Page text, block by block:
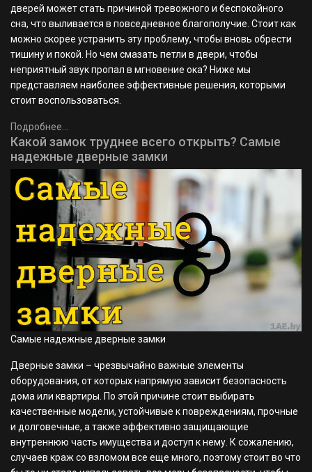
дверей может стать причиной тревожного и беспокойного
сна, что выливается в повседневное благополучие. Стоит как
можно скорее устранить эту проблему, чтобы вновь обрести
тишину и покой. Но чем смазать петли в двери, чтобы
неприятный звук пропал в мгновение ока? Ниже мы
представляем наиболее эффективные решения, которыми
стоит воспользоваться.
Подробнее...
Какой замок труднее всего открыть? Самые
надежные дверные замки
Самые надежные дверные замки
Дверные замки – чрезвычайно важные элементы
оборудования, от которых напрямую зависит безопасность
дома или квартиры. По этой причине стоит выбирать
качественные модели, устойчивые к повреждениям, прочные
и долговечные, а также эффективно защищающие
внутреннюю часть имущества и доступ к нему. К сожалению,
случаев краж со взломом все еще много, поэтому стоит во что